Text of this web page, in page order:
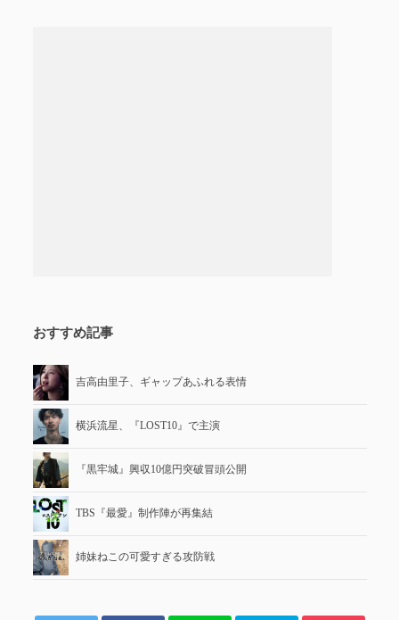
おすすめ記事
吉高由里子、ギャップあふれる表情
横浜流星、『LOST10』で主演
『黒牢城』興収10億円突破冒頭公開
TBS『最愛』制作陣が再集結
姉妹ねこの可愛すぎる攻防戦